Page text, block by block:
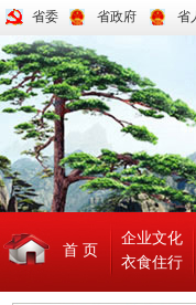
省委 省政府 省
首 页
企业文化
衣食住行